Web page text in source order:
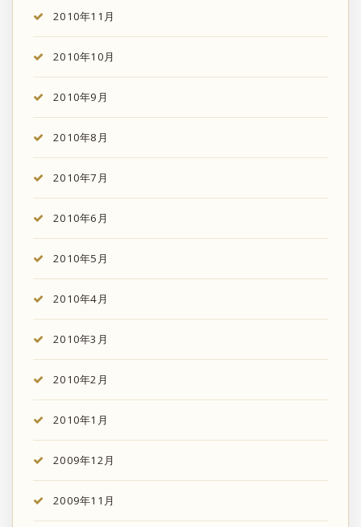
2010年11月
2010年10月
2010年9月
2010年8月
2010年7月
2010年6月
2010年5月
2010年4月
2010年3月
2010年2月
2010年1月
2009年12月
2009年11月